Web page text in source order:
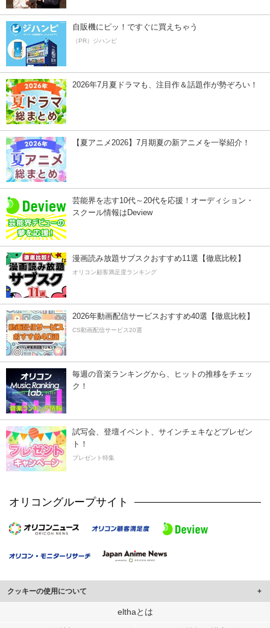
自販機にピッ！ですぐに買えちゃう
（PR）ジハンピ
2026年7月夏ドラマも、注目作＆話題作が勢ぞろい！
【夏アニメ2026】7月期夏の新アニメを一挙紹介！
芸能界を志す10代～20代を応援！オーディション・
スクール情報はDeview
漫画読み放題サブスクおすすめ11選【徹底比較】
オリコン顧客満足度ランキング
2026年動画配信サービスおすすめ40選【徹底比較】
CS動画配信サービス20選
毎週の音楽ランキングから、ヒットの推移をチェッ
ク！
試写会、登壇イベント、サインチェキなどプレゼン
ト！
プレゼント特集
オリコングループサイト
クッキーの使用について
このサイトでは Cookie を使用して、ユーザーに合わせたコンテンツや広告の
elthaとは